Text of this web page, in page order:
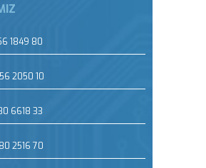
1849 80
2050 10
6618 33
2516 70